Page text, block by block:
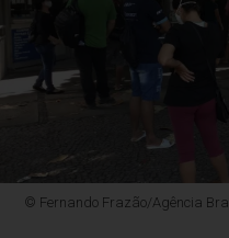
© Fernando Frazão/Agência